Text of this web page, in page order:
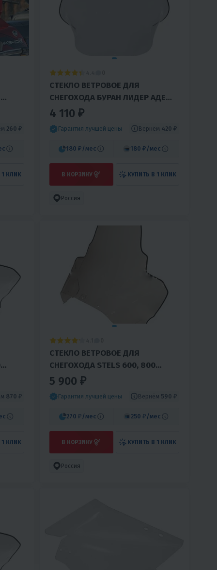
260 ₽
1 КЛИК
СТЕКЛО ВЕТРОВОЕ ДЛЯ
СНЕГОХОДА БУРАН ЛИДЕР АДЕ
(63СМ, 2ММ, МПК)
4 110 ₽
Гарантия лучшей цены Вернём 420 ₽
180 ₽ /мес 180 ₽ /мес
В КОРЗИНУ КУПИТЬ В 1 КЛИК
Россия
870 ₽
1 КЛИК
СТЕКЛО ВЕТРОВОЕ ДЛЯ
СНЕГОХОДА STELS 600, 800
VIKING, ЕРМАК ( 71СМ, 2ММ, МПК)
5 900 ₽
Гарантия лучшей цены Вернём 590 ₽
270 ₽ /мес 250 ₽ /мес
В КОРЗИНУ КУПИТЬ В 1 КЛИК
Россия